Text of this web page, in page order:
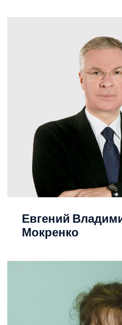
Евгений
Мокренко